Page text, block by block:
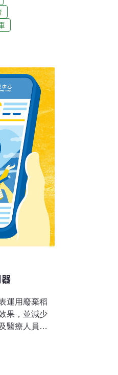
導）商品是
環保商品」
法規上也沒
考是否在溫
（中央社報
運用廢棄稻
果，並減少
醫療人員打
炭材技術，
淨化水質、